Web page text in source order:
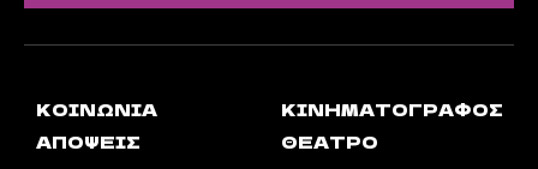
ΚΟΙΝΩΝΊΑ
ΑΠΟΨΕΙΣ
ΚΙΝΗΜΑΤΟΓΡΆΦΟΣ
ΘΈΑΤΡΟ